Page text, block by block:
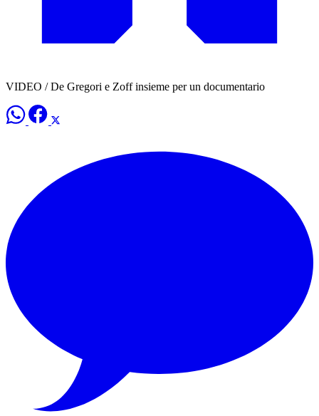
VIDEO / De Gregori e Zoff insieme per un documentario